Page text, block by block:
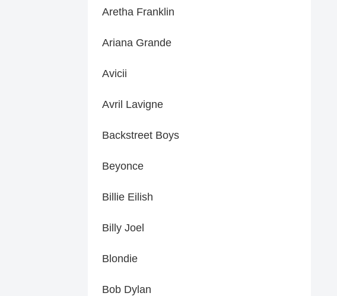
Aretha Franklin
Ariana Grande
Avicii
Avril Lavigne
Backstreet Boys
Beyonce
Billie Eilish
Billy Joel
Blondie
Bob Dylan